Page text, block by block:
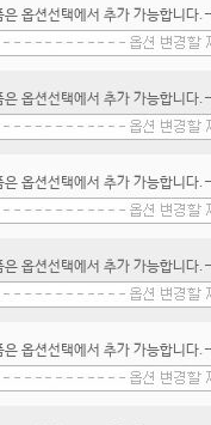
은 옵션선택에서 추가 가능합니다.-
은 옵션선택에서 추가 가능합니다.-
은 옵션선택에서 추가 가능합니다.-
은 옵션선택에서 추가 가능합니다.-
은 옵션선택에서 추가 가능합니다.-